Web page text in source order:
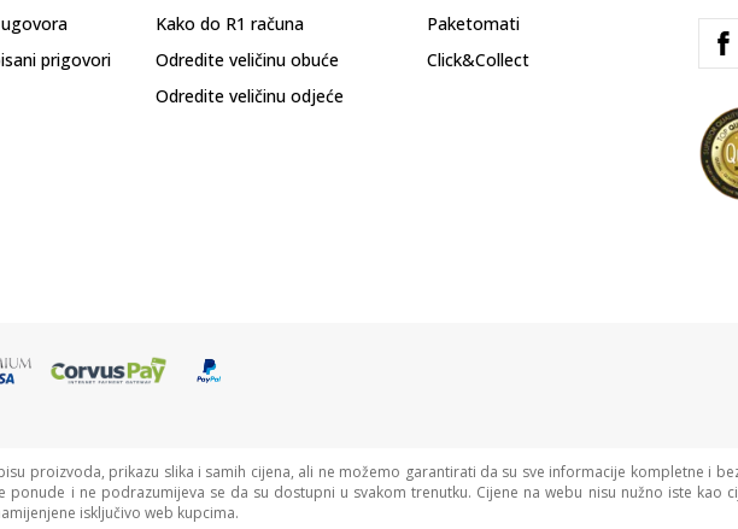
prigovori
Kako do R1 računa
Odredite veličinu obuće
Odredite veličinu odjeće
Paketomati
Click&Collect
proizvoda, prikazu slika i samih cijena, ali ne možemo garantirati da su sve informacije kompletne i
ponude i ne podrazumijeva se da su dostupni u svakom trenutku. Cijene na webu nisu nužno iste kao
isključivo web kupcima.